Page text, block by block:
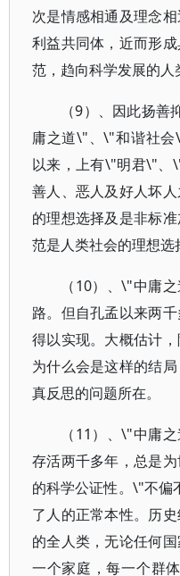
次是情感相通及理念
利益共同体，近而形
范，趋向科学发展的人
（9）、因此扬
庸之道\"、\"和谐社
以来，上有\"明君\"
善人、恶人及好人坏
的理想选择及是非标
范是人类社会的理想选
（10）、\"中庸
路。但自孔孟以来两
得以实现。大概估计，
为什么会是这样的结
真反思的问题所在。
（11）、\"中庸
存活两千多年，总是
的科学公证性。\"不
了人的正常本性。历
的全人类，无论任何
一个家庭，每一个群